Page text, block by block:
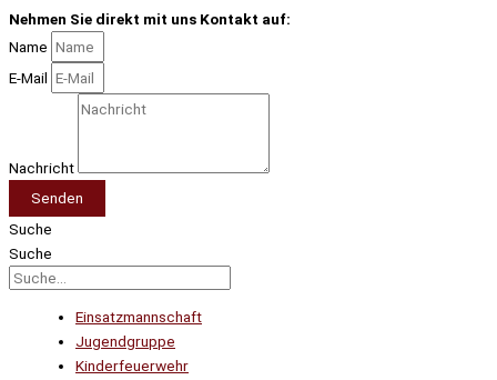
Nehmen Sie direkt mit uns Kontakt auf:
Name
E-Mail
Nachricht
Senden
Suche
Suche
Einsatzmannschaft
Jugendgruppe
Kinderfeuerwehr